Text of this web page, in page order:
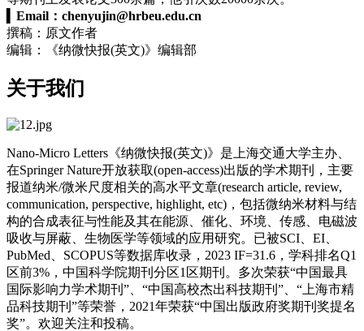
Email： chenyujin@hrbeu.edu.cn
撰稿：原文作者
编辑：《纳微快报(英文)》编辑部
关于我们
Nano-Micro Letters《纳微快报(英文)》是上海交通大学主办、
在Springer Nature开放获取(open-access)出版的学术期刊，主要
报道纳米/微米尺度相关的高水平文章(research article, review,
communication, perspective, highlight, etc)，包括微纳米材料与结
构的合成表征与性能及其在能源、催化、环境、传感、电磁波
吸收与屏蔽、生物医学等领域的应用研究。已被SCI、EI、
PubMed、SCOPUS等数据库收录，2023 IF=31.6，学科排名Q1
区前3%，中国科学院期刊分区1区期刊。多次荣获“中国最具
国际影响力学术期刊”、“中国高校杰出科技期刊”、“上海市精
品科技期刊”等荣誉，2021年荣获“中国出版政府奖期刊奖提名
奖”。欢迎关注和投稿。